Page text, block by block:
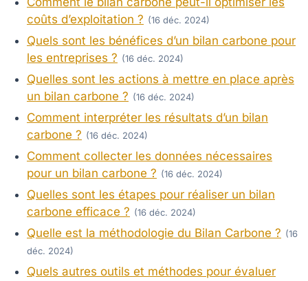
coûts d’exploitation ? (16 déc. 2024)
Quels sont les bénéfices d’un bilan carbone pour
les entreprises ? (16 déc. 2024)
Quelles sont les actions à mettre en place après
un bilan carbone ? (16 déc. 2024)
Comment interpréter les résultats d’un bilan
carbone ? (16 déc. 2024)
Comment collecter les données nécessaires
pour un bilan carbone ? (16 déc. 2024)
Quelles sont les étapes pour réaliser un bilan
carbone efficace ? (16 déc. 2024)
Quelle est la méthodologie du Bilan Carbone ? (16
déc. 2024)
Quels autres outils et méthodes pour évaluer